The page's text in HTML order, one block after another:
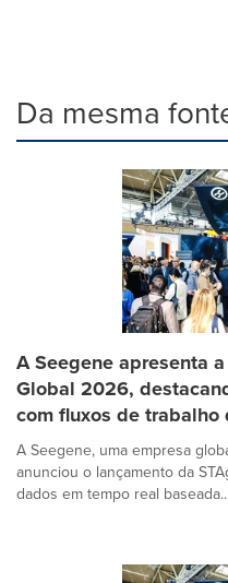
Da mesma
A Seegene apresenta
Global 2026,
com fluxos de trabalho
A Seegene, uma empresa
anunciou o lançamento da
dados em tempo real